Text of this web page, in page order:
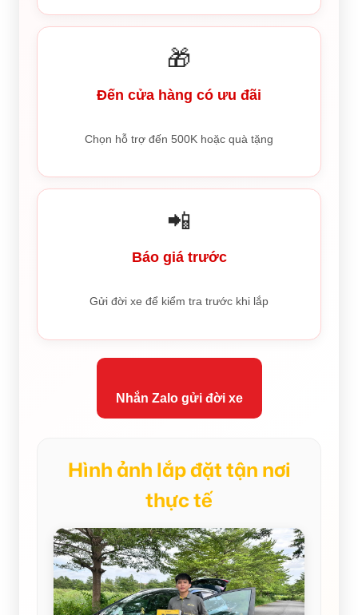
🎁
Đến cửa hàng có ưu đãi
Chọn hỗ trợ đến 500K hoặc quà tặng
📲
Báo giá trước
Gửi đời xe để kiểm tra trước khi lắp
Nhắn Zalo gửi đời xe
Hình ảnh lắp đặt tận nơi
thực tế